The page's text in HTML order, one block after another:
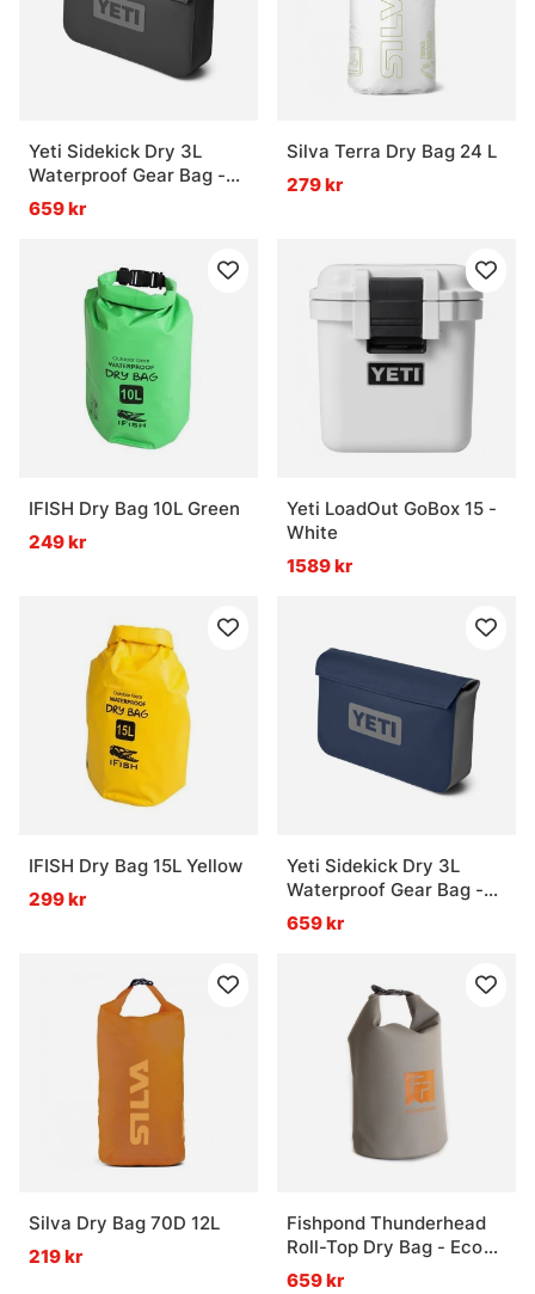
Yeti Sidekick Dry 3L
Waterproof Gear Bag -
Charcoal
659 kr
Silva Terra Dry Bag 24 L
279 kr
IFISH Dry Bag 10L Green
249 kr
Yeti LoadOut GoBox 15 -
White
1589 kr
IFISH Dry Bag 15L Yellow
299 kr
Yeti Sidekick Dry 3L
Waterproof Gear Bag -
Navy
659 kr
Silva Dry Bag 70D 12L
219 kr
Fishpond Thunderhead
Roll-Top Dry Bag - Eco
Shale
659 kr